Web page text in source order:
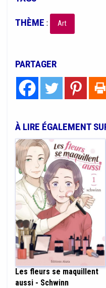
THÈME : Art
PARTAGER
À LIRE ÉGALEMENT
Les fleurs se maquillent
aussi - Schwinn